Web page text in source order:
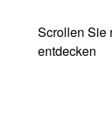
Scrollen Sie
entdecken